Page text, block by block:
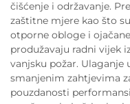
čišćenje i održavanje.
zaštitne mjere kao što
otporne obloge i
produžavaju radni vijek
vanjsku požar.
smanjenim zahtjevima
pouzdanosti